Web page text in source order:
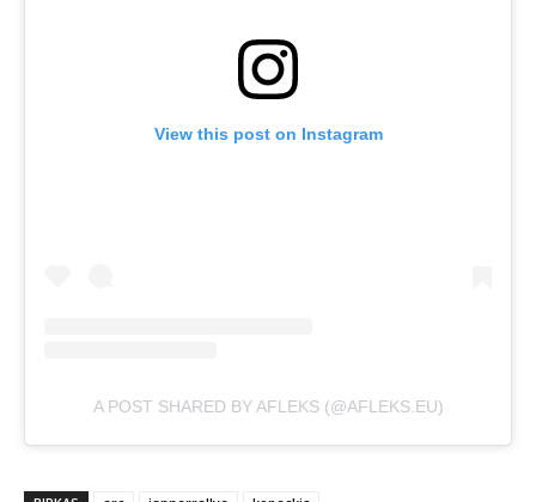
View this post on Instagram
A POST SHARED BY AFLEKS (@AFLEKS.EU)